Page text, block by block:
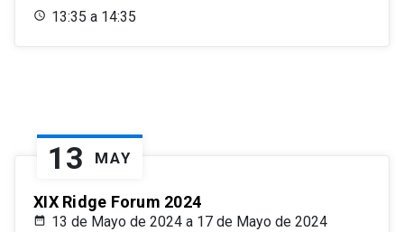
13:35 a 14:35
13 MAY
XIX Ridge Forum 2024
13 de Mayo de 2024 a 17 de Mayo de 2024